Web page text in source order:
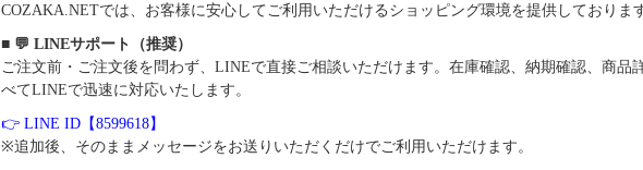
COZAKA.NETでは、お客様に安心してご利用いただけるショッピング環境を提供しておりま
■ 💬 LINEサポート（推奨）
ご注文前・ご注文後を問わず、LINEで直接ご相談いただけます。在庫確認、納期確認、商品
べてLINEで迅速に対応いたします。
👉 LINE ID【8599618】
※追加後、そのままメッセージをお送りいただくだけでご利用いただけます。